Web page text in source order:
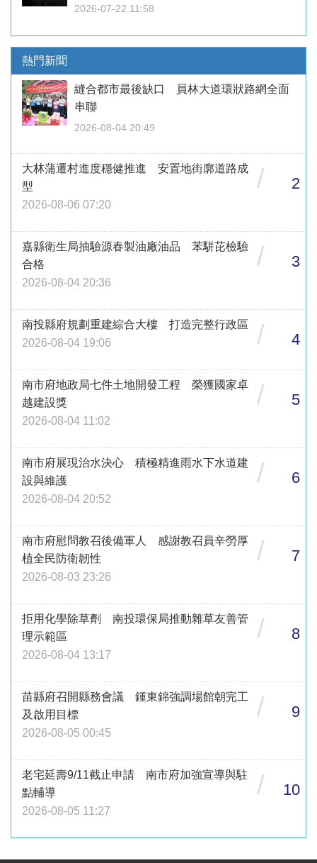
2026-07-22 11:58
熱門新聞
縫合都市最後缺口 員林大道環狀路網全面
串聯
2026-08-04 20:49
大林蒲遷村進度穩健推進 安置地街廓道路成
型
2026-08-06 07:20
/ 2
嘉縣衛生局抽驗源春製油廠油品 苯駢芘檢驗
合格
2026-08-04 20:36
/ 3
南投縣府規劃重建綜合大樓 打造完整行政區
2026-08-04 19:06
/ 4
南市府地政局七件土地開發工程 榮獲國家卓
越建設獎
2026-08-04 11:02
/ 5
南市府展現治水決心 積極精進雨水下水道建
設與維護
2026-08-04 20:52
/ 6
南市府慰問教召後備軍人 感謝教召員辛勞厚
植全民防衛韌性
2026-08-03 23:26
/ 7
拒用化學除草劑 南投環保局推動雜草友善管
理示範區
2026-08-04 13:17
/ 8
苗縣府召開縣務會議 鍾東錦強調場館朝完工
及啟用目標
2026-08-05 00:45
/ 9
老宅延壽9/11截止申請 南市府加強宣導與駐
點輔導
2026-08-05 11:27
/ 10